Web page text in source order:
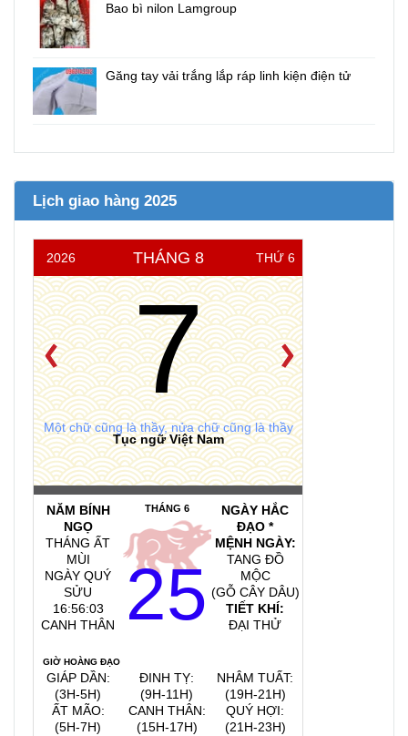
Bao bì nilon Lamgroup
Găng tay vải trắng lắp ráp linh kiện điện tử
Lịch giao hàng 2025
2026 THÁNG 8 THỨ 6
7
Một chữ cũng là thầy, nửa chữ cũng là thầy
Tục ngữ Việt Nam
NĂM BÍNH
NGỌ
THÁNG ẤT
MÙI
NGÀY QUÝ
SỬU
16:56:04
CANH THÂN
THÁNG 6
25
NGÀY HẮC
ĐẠO *
MỆNH NGÀY:
TANG ĐỒ
MỘC
(GỖ CÂY DÂU)
TIẾT KHÍ:
ĐẠI THỬ
GIỜ HOÀNG ĐẠO
GIÁP DẦN:
(3H-5H)
ẤT MÃO:
(5H-7H)
ĐINH TỴ:
(9H-11H)
CANH THÂN:
(15H-17H)
NHÂM TUẤT:
(19H-21H)
QUÝ HỢI:
(21H-23H)